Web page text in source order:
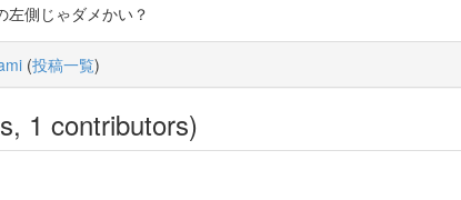
側じゃダメかい？
(投稿一覧)
1 contributors)